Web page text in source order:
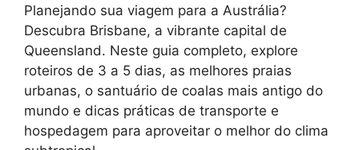
Planejando sua viagem para a Austrália?
Descubra Brisbane, a vibrante capital de
Queensland. Neste guia completo, explore
roteiros de 3 a 5 dias, as melhores praias
urbanas, o santuário de coalas mais antigo do
mundo e dicas práticas de transporte e
hospedagem para aproveitar o melhor do clima